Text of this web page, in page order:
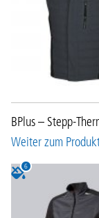
BPlus – Stepp-
Weiter zum
6